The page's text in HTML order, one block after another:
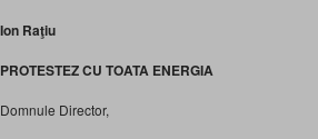
Ion Raţiu
PROTESTEZ CU TOATA ENERGIA
Domnule Director,